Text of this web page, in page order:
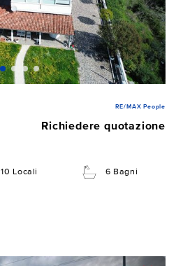
RE/MAX People
Richiedere quotazione
10 Locali 6 Bagni